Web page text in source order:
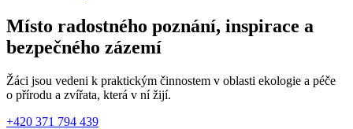
Místo radostného poznání, inspirace a
bezpečného zázemí
Žáci jsou vedeni k praktickým činnostem v oblasti ekologie a péče
o přírodu a zvířata, která v ní žijí.
+420 371 794 439